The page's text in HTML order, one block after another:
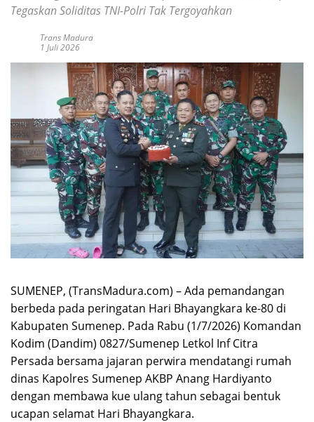
Tegaskan Soliditas TNI-Polri Tak Tergoyahkan
Trans Madura
1 Juli 2026
SUMENEP, (TransMadura.com) – Ada pemandangan
berbeda pada peringatan Hari Bhayangkara ke-80 di
Kabupaten Sumenep. Pada Rabu (1/7/2026) Komandan
Kodim (Dandim) 0827/Sumenep Letkol Inf Citra
Persada bersama jajaran perwira mendatangi rumah
dinas Kapolres Sumenep AKBP Anang Hardiyanto
dengan membawa kue ulang tahun sebagai bentuk
ucapan selamat Hari Bhayangkara.